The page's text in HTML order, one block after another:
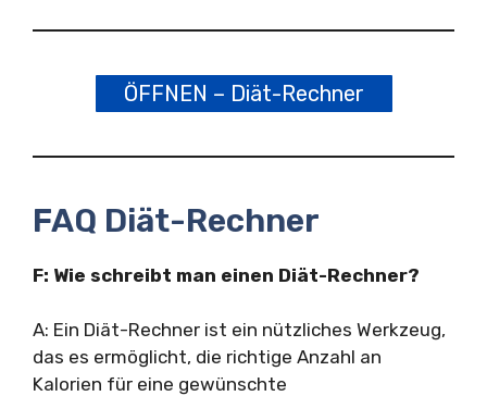
ÖFFNEN – Diät-Rechner
FAQ Diät-Rechner
F: Wie schreibt man einen Diät-Rechner?
A: Ein Diät-Rechner ist ein nützliches Werkzeug,
das es ermöglicht, die richtige Anzahl an
Kalorien für eine gewünschte